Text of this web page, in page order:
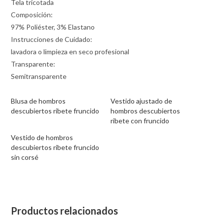
Tela tricotada
Composición:
97% Poliéster, 3% Elastano
Instrucciones de Cuidado:
lavadora o limpieza en seco profesional
Transparente:
Semitransparente
Blusa de hombros
descubiertos ribete fruncido
Vestido ajustado de
hombros descubiertos
ribete con fruncido
Vestido de hombros
descubiertos ribete fruncido
sin corsé
Productos relacionados